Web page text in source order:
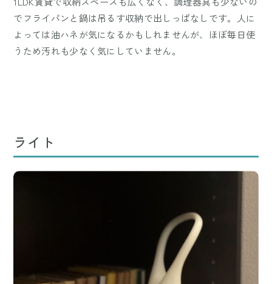
でフライパンと鍋は吊るす収納で出しっぱなしです。人に
よっては油ハネが気になるかもしれませんが、ほぼ毎日使
うため汚れも少なく気にしていません。
ライト